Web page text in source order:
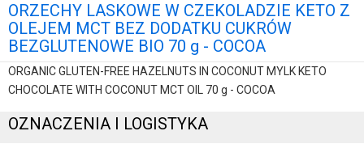
ORZECHY LASKOWE W CZEKOLADZIE KETO Z
OLEJEM MCT BEZ DODATKU CUKRÓW
BEZGLUTENOWE BIO 70 g - COCOA
ORGANIC GLUTEN-FREE HAZELNUTS IN COCONUT MYLK KETO
CHOCOLATE WITH COCONUT MCT OIL 70 g - COCOA
OZNACZENIA I LOGISTYKA